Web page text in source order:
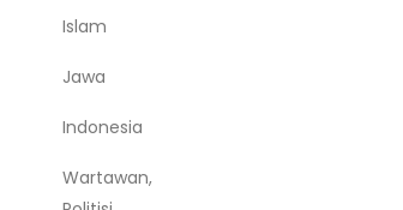
Islam
Jawa
Indonesia
Wartawan,